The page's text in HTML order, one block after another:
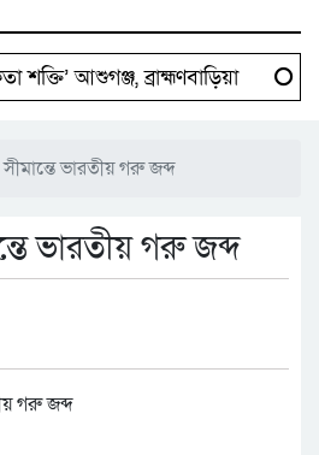
আশুগঞ্জ, ব্রাহ্মণবাড়িয়া
ভারতীয় গরু জব্দ
ভারতীয় গরু জব্দ